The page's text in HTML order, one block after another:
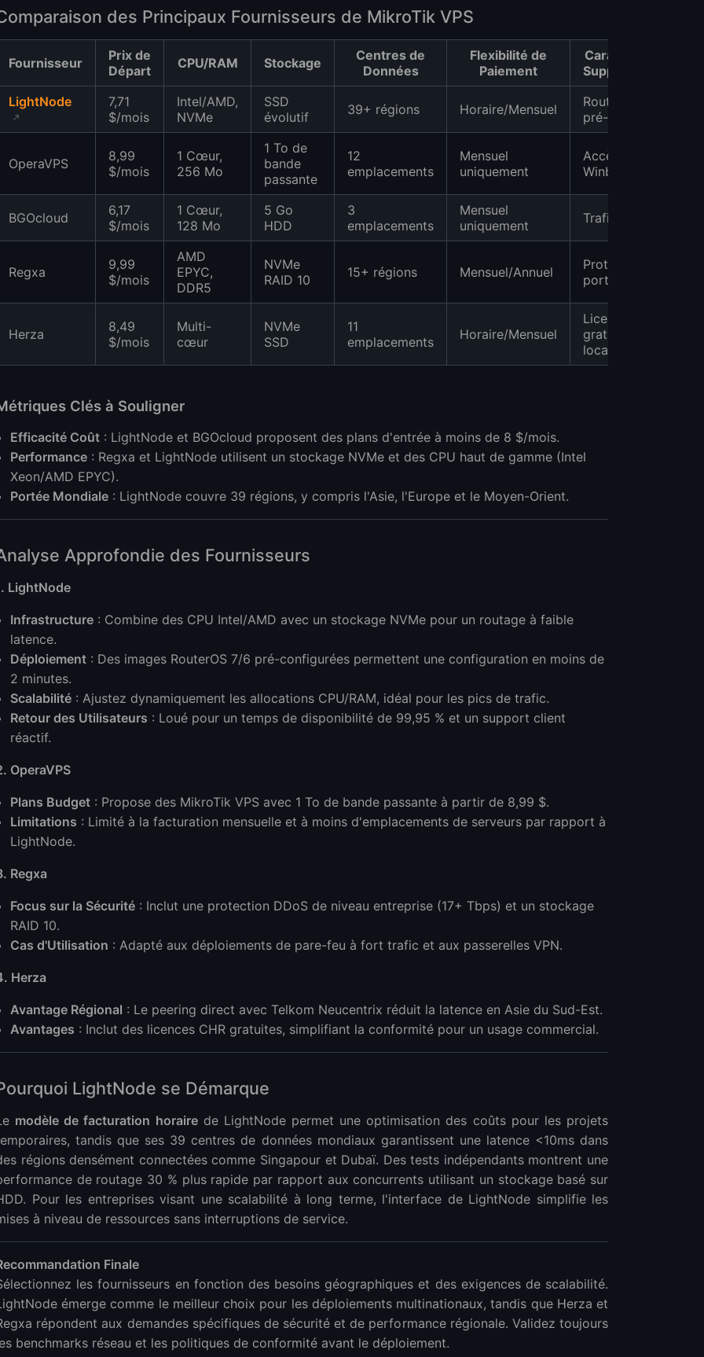
des Principaux Fournisseurs de MikroTik VPS
Fournisseur
Prix de
Départ
CPU/RAM Stockage
Centres de
Données
Flexibilité de
Paiement
Caractéristiques
Supplémentaires
LightNode
7,71
$/mois
Intel/AMD,
NVMe
SSD
évolutif
39+ régions Horaire/Mensuel
RouterOS 7/6
pré-installé
OperaVPS
8,99
$/mois
1 Cœur,
256 Mo
1 To de
bande
passante
12
emplacements
Mensuel
uniquement
Accès
Winbox/SSH
BGOcloud
6,17
$/mois
1 Cœur,
128 Mo
5 Go
HDD
3
emplacements
Mensuel
uniquement
Trafic illimité
Regxa
9,99
$/mois
AMD
EPYC,
DDR5
NVMe
RAID 10
15+ régions Mensuel/Annuel
Protection DDoS,
port 10 Gbps
Herza
8,49
$/mois
Multi-
cœur
NVMe
SSD
11
emplacements
Horaire/Mensuel
Licences CHR
gratuites, peering
local
Clés à Souligner
Efficacité Coût : LightNode et BGOcloud proposent des plans d'entrée à moins de 8 $/mois.
Performance : Regxa et LightNode utilisent un stockage NVMe et des CPU haut de gamme (Intel
Xeon/AMD EPYC).
Portée Mondiale : LightNode couvre 39 régions, y compris l'Asie, l'Europe et le Moyen-Orient.
Approfondie des Fournisseurs
LightNode
Infrastructure : Combine des CPU Intel/AMD avec un stockage NVMe pour un routage à faible
latence.
Déploiement : Des images RouterOS 7/6 pré-configurées permettent une configuration en moins de
2 minutes.
Scalabilité : Ajustez dynamiquement les allocations CPU/RAM, idéal pour les pics de trafic.
Retour des Utilisateurs : Loué pour un temps de disponibilité de 99,95 % et un support client
réactif.
OperaVPS
Plans Budget : Propose des MikroTik VPS avec 1 To de bande passante à partir de 8,99 $.
Limitations : Limité à la facturation mensuelle et à moins d'emplacements de serveurs par rapport à
LightNode.
Regxa
Focus sur la Sécurité : Inclut une protection DDoS de niveau entreprise (17+ Tbps) et un stockage
RAID 10.
Cas d'Utilisation : Adapté aux déploiements de pare-feu à fort trafic et aux passerelles VPN.
Herza
Avantage Régional : Le peering direct avec Telkom Neucentrix réduit la latence en Asie du Sud-Est.
Avantages : Inclut des licences CHR gratuites, simplifiant la conformité pour un usage commercial.
LightNode se Démarque
modèle de facturation horairede LightNode permet une optimisation des coûts pour les projets
tandis que ses 39 centres de données mondiaux garantissent une latence <10ms dans
régions densément connectées comme Singapour et Dubaï. Des tests indépendants montrent une
de routage 30 % plus rapide par rapport aux concurrents utilisant un stockage basé sur
Pour les entreprises visant une scalabilité à long terme, l'interface de LightNode simplifie les
à niveau de ressources sans interruptions de service.
Finale
les fournisseurs en fonction des besoins géographiques et des exigences de scalabilité.
émerge comme le meilleur choix pour les déploiements multinationaux, tandis que Herza et
répondent aux demandes spécifiques de sécurité et de performance régionale. Validez toujours
benchmarks réseau et les politiques de conformité avant le déploiement.